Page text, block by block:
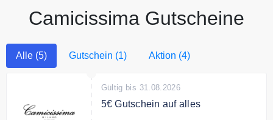
Camicissima Gutscheine
Alle (5) Gutschein (1) Aktion (4)
Gültig bis 31.08.2026
5€ Gutschein auf alles